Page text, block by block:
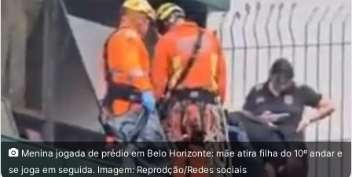
Menina jogada de prédio em Belo Horizonte: mãe atira filha do 10º andar e
se joga em seguida. Imagem: Reprodção/Redes sociais